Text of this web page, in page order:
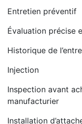
Entretien préventif
Évaluation précise
Historique de
Injection
Inspection avant
manufacturier
Installation